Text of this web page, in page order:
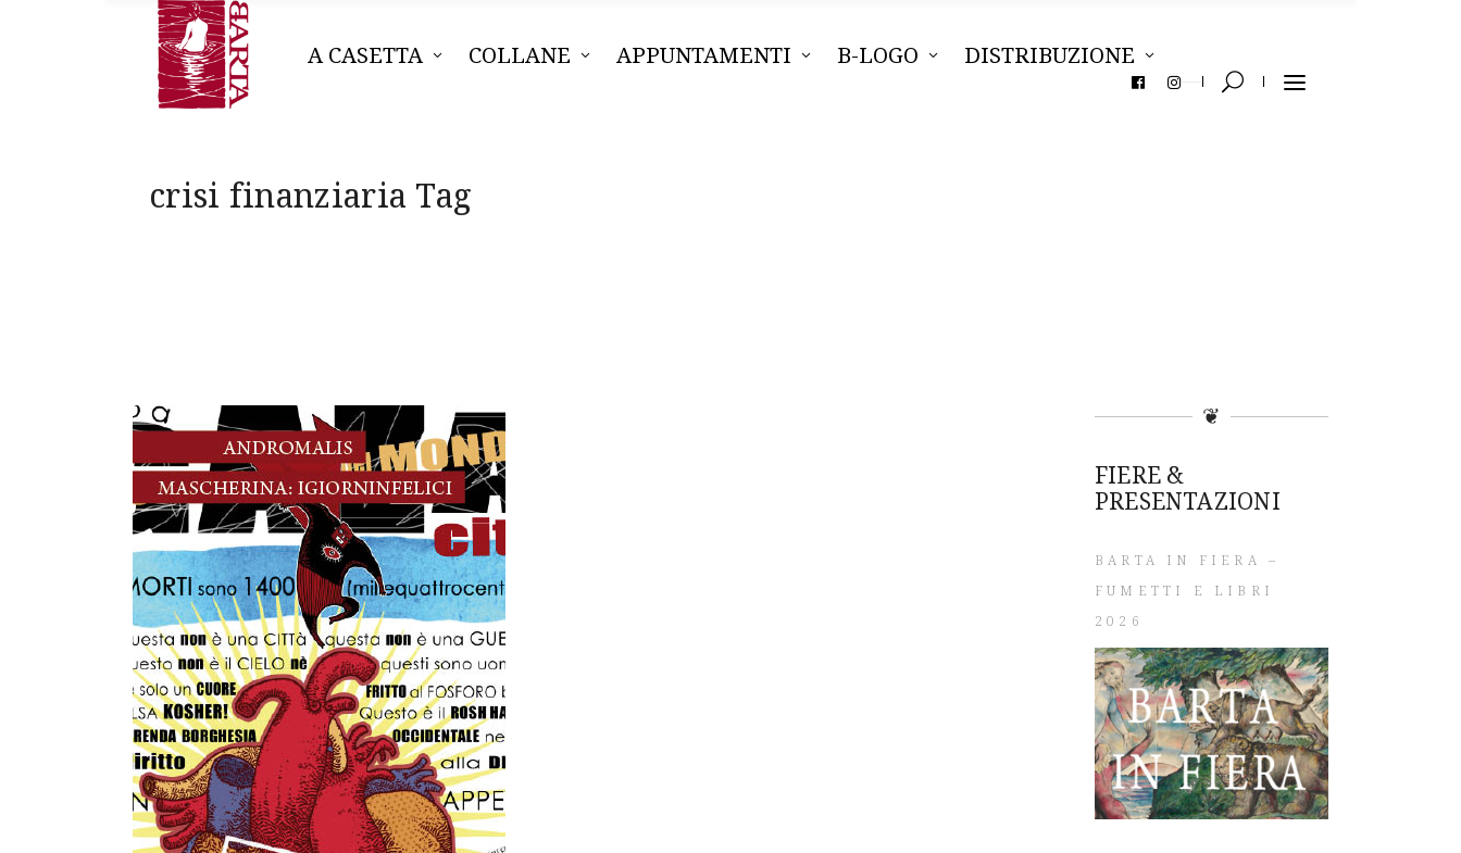
A CASETTA COLLANE APPUNTAMENTI B-LOGO DISTRIBUZIONE
crisi finanziaria Tag
❦
FIERE &
PRESENTAZIONI
BARTA IN FIERA –
FUMETTI E LIBRI
2026